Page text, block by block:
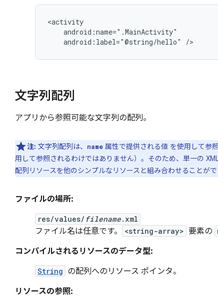
android:label="@string/hello"
/>
文字列配列
アプリから参照可能な文字列の配列。
注: 文字列配列は、 name 属性で提供される値 を使用して参
用して参照されるわけではありません）。そのため、単一の
配列リソースを他のシンプルなリソースと組み合わせることがで
ファイルの場所:
res/values/ filename.xml
ファイル名は任意です。 <string-array> 要素の
コンパイルされるリソースのデータ型:
String の配列へのリソース ポインタ。
リソースの参照: